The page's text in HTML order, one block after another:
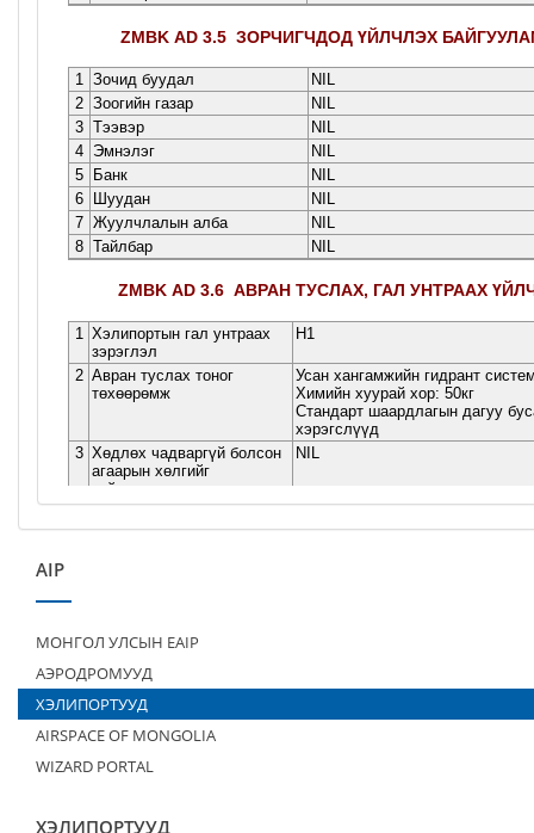
AIP
МОНГОЛ УЛСЫН EAIP
АЭРОДРОМУУД
ХЭЛИПОРТУУД
AIRSPACE OF MONGOLIA
WIZARD PORTAL
ХЭЛИПОРТУУД